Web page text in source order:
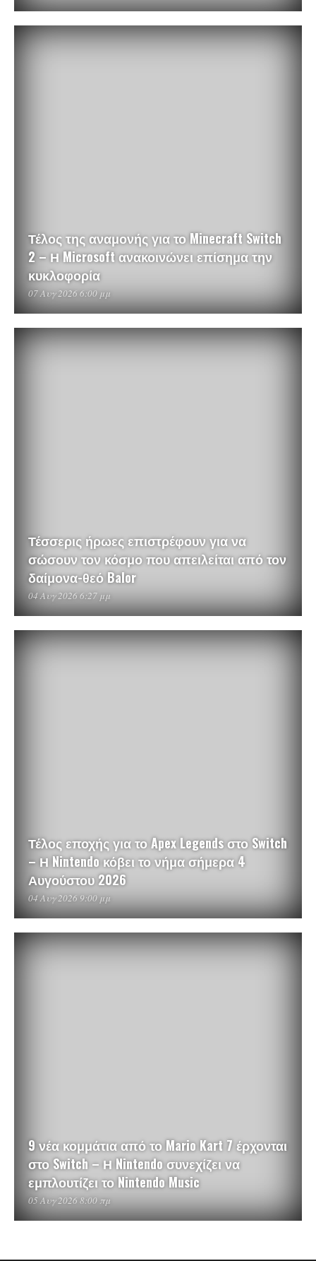
Τέλος της αναμονής για το Minecraft Switch
2 – Η Microsoft ανακοινώνει επίσημα την
κυκλοφορία
07 Αυγ 2026 6:00 μμ
Τέσσερις ήρωες επιστρέφουν για να
σώσουν τον κόσμο που απειλείται από τον
δαίμονα-θεό Balor
04 Αυγ 2026 6:27 μμ
Τέλος εποχής για το Apex Legends στο Switch
– Η Nintendo κόβει το νήμα σήμερα 4
Αυγούστου 2026
04 Αυγ 2026 9:00 μμ
9 νέα κομμάτια από το Mario Kart 7 έρχονται
στο Switch – Η Nintendo συνεχίζει να
εμπλουτίζει το Nintendo Music
05 Αυγ 2026 8:00 πμ